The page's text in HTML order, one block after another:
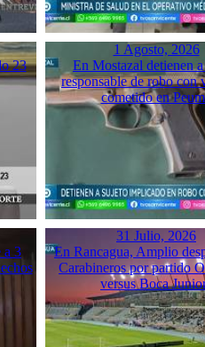
23
1 Agosto, 2026
En Mostazal detienen
responsable de robo con
cometido en
a 3
31 Julio, 2026
En Rancagua, Amplio
Carabineros por partido
versus Boca